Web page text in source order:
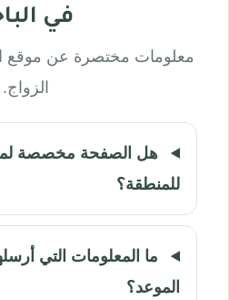
في
معلومات مختصرة عن موقع
الزواج.
هل الصفحة مخصصة
للمنطقة؟
ما المعلومات التي
الموعد؟